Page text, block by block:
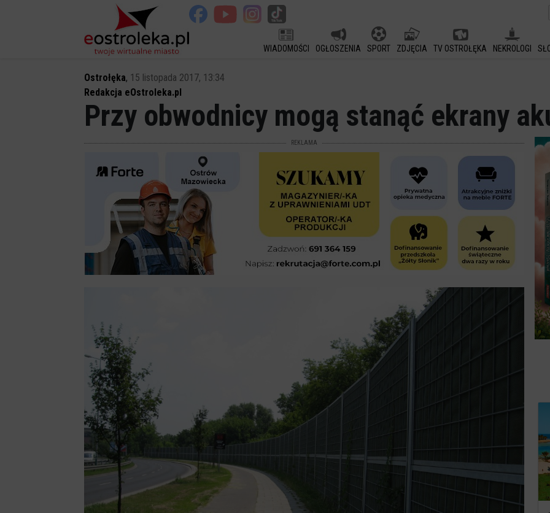
WIADOMOŚCI OGŁOSZENIA SPORT ZDJĘCIA TV OSTROŁĘKA NEKROLOGI
Ostrołęka, 15 listopada 2017, 13:34
Redakcja eOstroleka.pl
Przy obwodnicy mogą stanąć ekrany
REKLAMA